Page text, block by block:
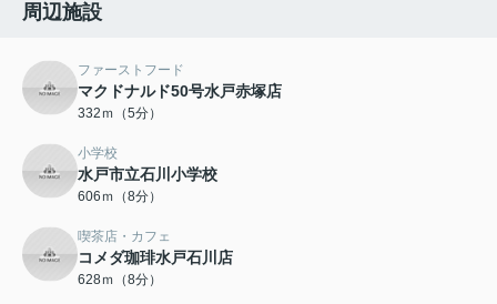
周辺施設
ファーストフード
マクドナルド50号水戸赤塚店
332ｍ（5分）
小学校
水戸市立石川小学校
606ｍ（8分）
喫茶店・カフェ
コメダ珈琲水戸石川店
628ｍ（8分）